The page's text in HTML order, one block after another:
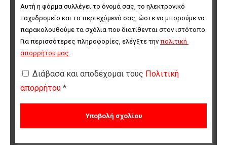
Αυτή η φόρμα συλλέγει το όνομά σας, το ηλεκτρονικό
ταχυδρομείο και το περιεχόμενό σας, ώστε να μπορούμε να
παρακολουθούμε τα σχόλια που διατίθενται στον ιστότοπο.
Για περισσότερες πληροφορίες, ελέγξτε την πολιτική
απορρήτου μας
Διάβασα και αποδέχομαι τους Πολιτική
απορρήτου *